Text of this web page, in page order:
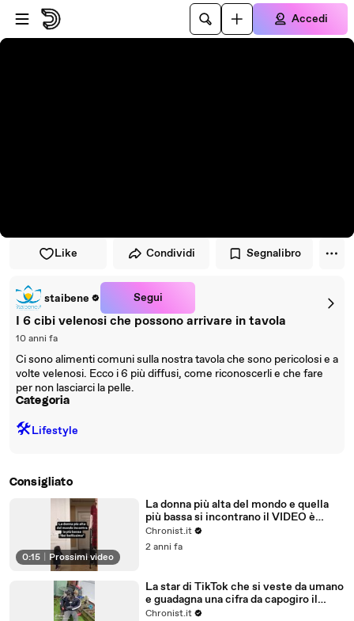
Vai al lettore
Passa al contenuto principale
Accedi
Like Condividi Segnalibro
staibene Segui
I 6 cibi velenosi che possono arrivare in tavola
10 anni fa
Ci sono alimenti comuni sulla nostra tavola che sono pericolosi e a
volte velenosi. Ecco i 6 più diffusi, come riconoscerli e che fare
per non lasciarci la pelle.
Categoria
🛠️Lifestyle
Consigliato
0:15 Prossimi video
La donna più alta del mondo e quella
più bassa si incontrano il VIDEO è
virale sul web
Chronist.it
2 anni fa
La star di TikTok che si veste da umano
e guadagna una cifra da capogiro il
VIDEO
Chronist.it